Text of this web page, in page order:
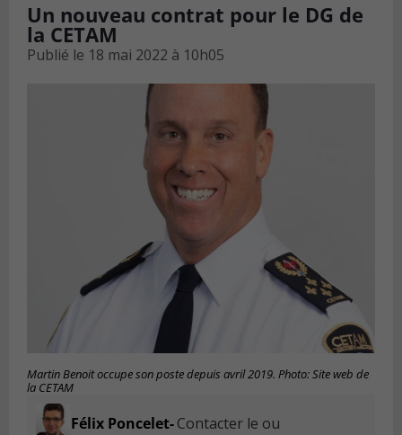
Un nouveau contrat pour le DG de
la CETAM
Publié le 18 mai 2022 à 10h05
Martin Benoit occupe son poste depuis avril 2019. Photo: Site web de
la CETAM
Félix Poncelet-Contacter le ou